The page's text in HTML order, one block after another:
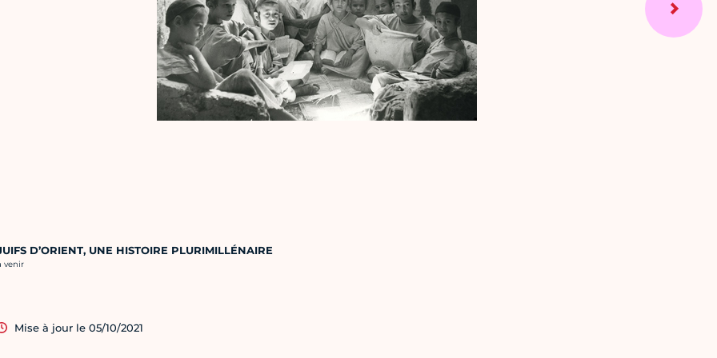
D’ORIENT, UNE HISTOIRE PLURIMILLÉNAIRE
photo :
venir
Mise à jour le 05/10/2021